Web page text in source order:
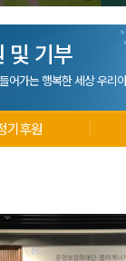
및 기부
어가는 행복한 세상 우리
기후원